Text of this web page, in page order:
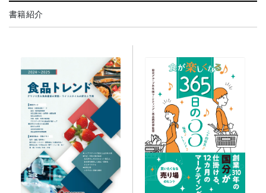
書籍紹介